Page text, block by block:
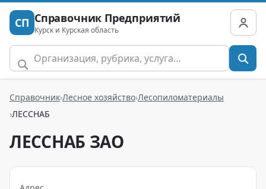
СП Справочник Предприятий
Курск и Курская область
Справочник Лесное хозяйство Лесопиломатериалы
ЛЕССНАБ
ЛЕССНАБ ЗАО